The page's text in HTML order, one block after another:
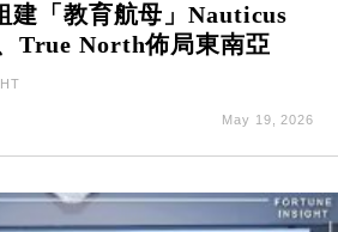
建「教育航母」Nauticus
True North佈局東南亞
May 19, 2026